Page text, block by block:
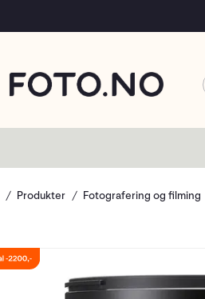
Produkter Fotografering og filming